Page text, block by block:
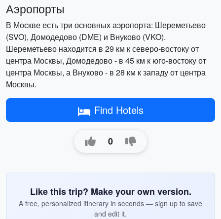
Аэропорты
В Москве есть три основных аэропорта: Шереметьево
(SVO), Домодедово (DME) и Внуково (VKO).
Шереметьево находится в 29 км к северо-востоку от
центра Москвы, Домодедово - в 45 км к юго-востоку от
центра Москвы, а Внуково - в 28 км к западу от центра
Москвы.
Find Hotels
0
Like this trip? Make your own version.
A free, personalized itinerary in seconds — sign up to save
and edit it.